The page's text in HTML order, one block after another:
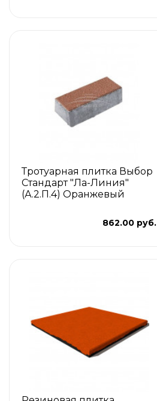
Тротуарная плитка Выбор
Стандарт "Ла-Линия"
(А.2.П.4) Оранжевый
862.00 руб.